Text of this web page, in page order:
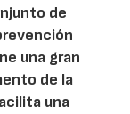
de
una gran
de la
una